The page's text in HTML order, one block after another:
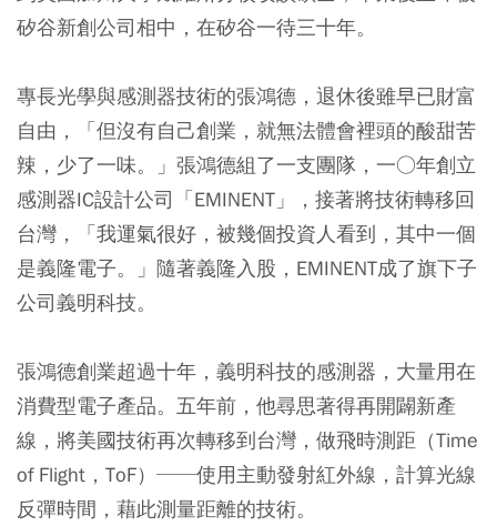
矽谷新創公司相中，在矽谷一待三十年。
專長光學與感測器技術的張鴻德，退休後雖早已財富
自由，「但沒有自己創業，就無法體會裡頭的酸甜苦
辣，少了一味。」張鴻德組了一支團隊，一○年創立
感測器IC設計公司「EMINENT」，接著將技術轉移回
台灣，「我運氣很好，被幾個投資人看到，其中一個
是義隆電子。」隨著義隆入股，EMINENT成了旗下子
公司義明科技。
張鴻德創業超過十年，義明科技的感測器，大量用在
消費型電子產品。五年前，他尋思著得再開闢新產
線，將美國技術再次轉移到台灣，做飛時測距（Time
of Flight，ToF）──使用主動發射紅外線，計算光線
反彈時間，藉此測量距離的技術。